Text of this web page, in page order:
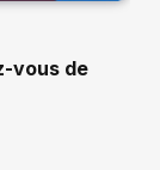
vous de